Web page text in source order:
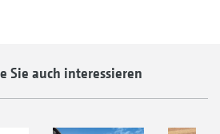
Sie auch interessieren